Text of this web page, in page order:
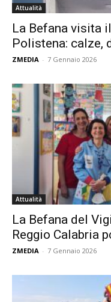
Attualità
La Befana visita
Polistena: calze,
ZMEDIA - 7 Gennaio 2026
Attualità
La Befana del
Reggio Calabria
ZMEDIA - 7 Gennaio 2026